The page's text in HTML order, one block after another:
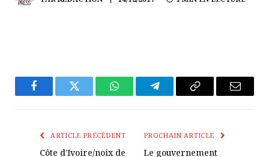
FacebookTwitter WhatsAppTélégrammeCopier
Lien
E-
ARTICLE PRÉCÉDENT
Côte d’Ivoire/noix de
PROCHAIN ARTICLE
Le gouvernement